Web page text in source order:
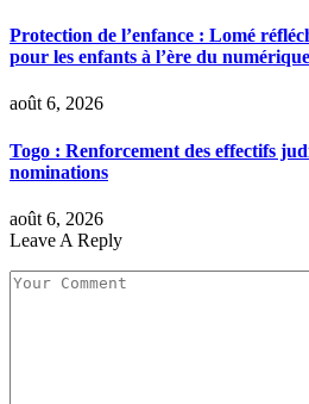
Protection de l’enfance : Lomé
pour les enfants à l’ère du numérique
août 6, 2026
Togo : Renforcement des effectifs
nominations
août 6, 2026
Leave A Reply